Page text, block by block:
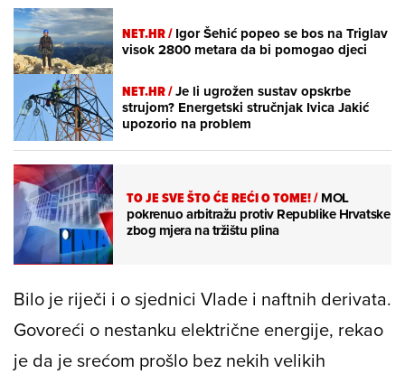
NET.HR /Igor Šehić popeo se bos na Triglav
visok 2800 metara da bi pomogao djeci
NET.HR /Je li ugrožen sustav opskrbe
strujom? Energetski stručnjak Ivica Jakić
upozorio na problem
TO JE SVE ŠTO ĆE REĆI O TOME!/MOL
pokrenuo arbitražu protiv Republike Hrvatske
zbog mjera na tržištu plina
Bilo je riječi i o sjednici Vlade i naftnih derivata.
Govoreći o nestanku električne energije, rekao
je da je srećom prošlo bez nekih velikih